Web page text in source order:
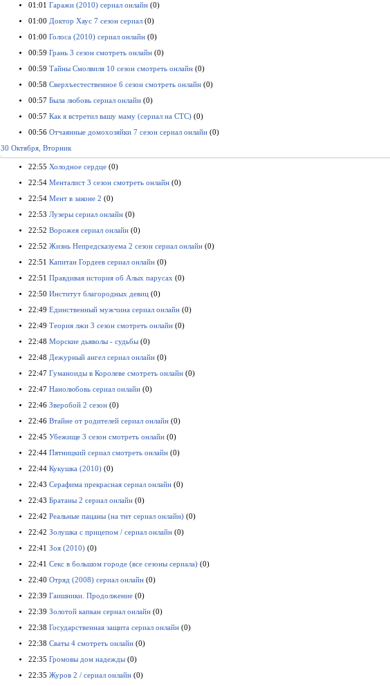
01:01 Гаражи (2010) сериал онлайн (0)
01:00 Доктор Хаус 7 сезон сериал (0)
01:00 Голоса (2010) сериал онлайн (0)
00:59 Грань 3 сезон смотреть онлайн (0)
00:59 Тайны Смолвиля 10 cезон смотреть онлайн (0)
00:58 Сверхъестественное 6 сезон смотреть онлайн (0)
00:57 Была любовь сериал онлайн (0)
00:57 Как я встретил вашу маму (сериал на СТС) (0)
00:56 Отчаянные домохозяйки 7 сезон сериал онлайн (0)
30 Октября, Вторник
22:55 Холодное сердце (0)
22:54 Менталист 3 сезон смотреть онлайн (0)
22:54 Мент в законе 2 (0)
22:53 Лузеры сериал онлайн (0)
22:52 Ворожея сериал онлайн (0)
22:52 Жизнь Непредсказуема 2 сезон сериал онлайн (0)
22:51 Капитан Гордеев сериал онлайн (0)
22:51 Правдивая история об Алых парусах (0)
22:50 Институт благородных девиц (0)
22:49 Единственный мужчина сериал онлайн (0)
22:49 Теория лжи 3 сезон смотреть онлайн (0)
22:48 Морские дьяволы - судьбы (0)
22:48 Дежурный ангел сериал онлайн (0)
22:47 Гуманоиды в Королеве смотреть онлайн (0)
22:47 Нанолюбовь сериал онлайн (0)
22:46 Зверобой 2 сезон (0)
22:46 Втайне от родителей сериал онлайн (0)
22:45 Убежище 3 сезон смотреть онлайн (0)
22:44 Пятницкий сериал смотреть онлайн (0)
22:44 Кукушка (2010) (0)
22:43 Серафима прекрасная сериал онлайн (0)
22:43 Братаны 2 сериал онлайн (0)
22:42 Реальные пацаны (на тнт сериал онлайн) (0)
22:42 Золушка с прицепом / сериал онлайн (0)
22:41 Зоя (2010) (0)
22:41 Секс в большом городе (все сезоны сериала) (0)
22:40 Отряд (2008) сериал онлайн (0)
22:39 Гаишники. Продолжение (0)
22:39 Золотой капкан сериал онлайн (0)
22:38 Государственная защита сериал онлайн (0)
22:38 Сваты 4 смотреть онлайн (0)
22:35 Громовы дом надежды (0)
22:35 Журов 2 / сериал онлайн (0)